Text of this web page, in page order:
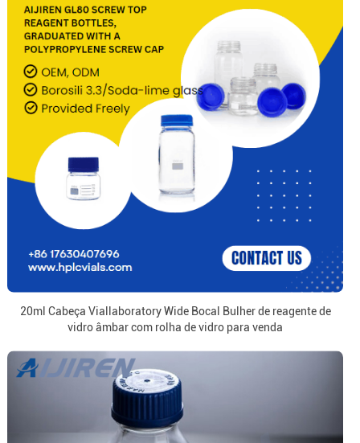
20ml Cabeça Viallaboratory Wide Bocal Bulher de reagente de
vidro âmbar com rolha de vidro para venda